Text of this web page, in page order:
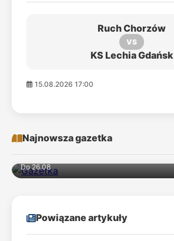
Ruch Chorzów
VS
KS Lechia Gdańsk
15.08.2026 17:00
Najnowsza gazetka
Do 26.08
Powiązane artykuły